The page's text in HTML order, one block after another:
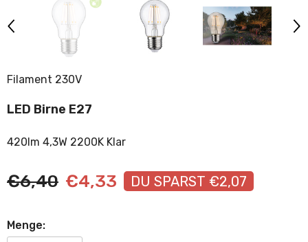
Filament 230V
LED Birne E27
420lm 4,3W 2200K Klar
€6,40 €4,33 DU SPARST €2,07
Menge: